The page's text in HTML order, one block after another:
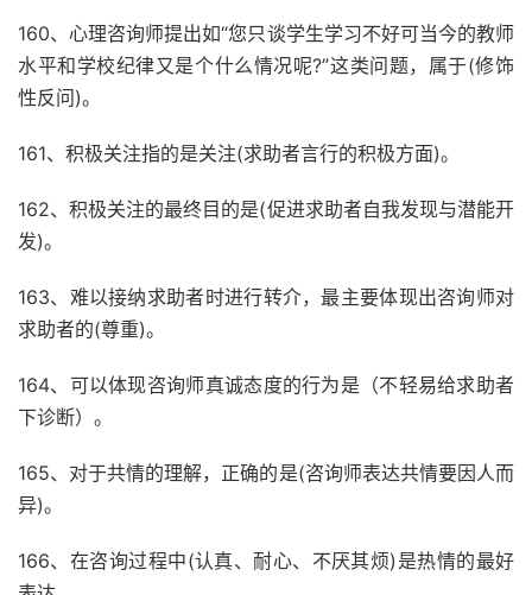
160、心理咨询师提出如“您只谈学生学习不好可当今的教师
水平和学校纪律又是个什么情况呢?”这类问题，属于(修饰
性反问)。
161、积极关注指的是关注(求助者言行的积极方面)。
162、积极关注的最终目的是(促进求助者自我发现与潜能开
发)。
163、难以接纳求助者时进行转介，最主要体现出咨询师对
求助者的(尊重)。
164、可以体现咨询师真诚态度的行为是（不轻易给求助者
下诊断）。
165、对于共情的理解，正确的是(咨询师表达共情要因人而
异)。
166、在咨询过程中(认真、耐心、不厌其烦)是热情的最好